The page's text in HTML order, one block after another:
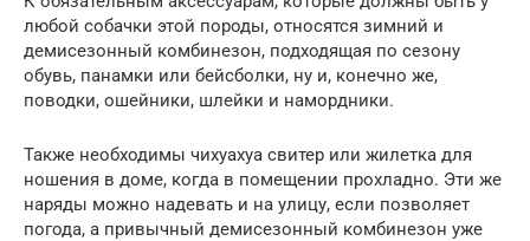
любой собачки этой породы, относятся зимний и
демисезонный комбинезон, подходящая по сезону
обувь, панамки или бейсболки, ну и, конечно же,
поводки, ошейники, шлейки и намордники.
Также необходимы чихуахуа свитер или жилетка для
ношения в доме, когда в помещении прохладно. Эти же
наряды можно надевать и на улицу, если позволяет
погода, а привычный демисезонный комбинезон уже